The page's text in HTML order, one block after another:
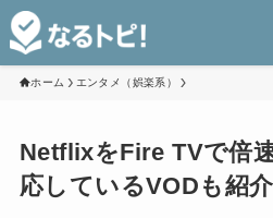
ホーム エンタメ（娯楽系）
NetflixをFire TVで倍
応しているVODも紹介